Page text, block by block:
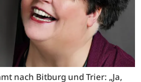
nach Bitburg und Trier: „Ja,